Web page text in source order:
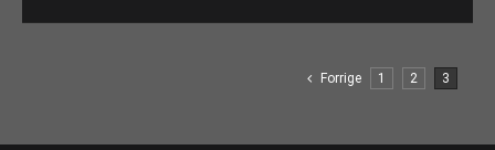
Forrige 1 2 3